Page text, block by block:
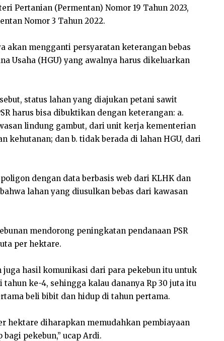
Pertanian (Permentan) Nomor 19 Tahun 2023,
Nomor 3 Tahun 2022.
akan mengganti persyaratan keterangan bebas
Usaha (HGU) yang awalnya harus dikeluarkan
status lahan yang diajukan petani sawit
harus bisa dibuktikan dengan keterangan: a.
lindung gambut, dari unit kerja kementerian
kehutanan; dan b. tidak berada di lahan HGU, dari
dengan data berbasis web dari KLHK dan
lahan yang diusulkan bebas dari kawasan
mendorong peningkatan pendanaan PSR
per hektare.
hasil komunikasi dari para pekebun itu untuk
ke-4, sehingga kalau dananya Rp 30 juta itu
beli bibit dan hidup di tahun pertama.
hektare diharapkan memudahkan pembiayaan
pekebun,” ucap Ardi.